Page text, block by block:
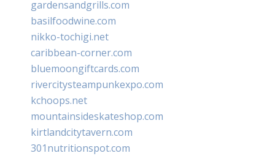
gardensandgrills.com
basilfoodwine.com
nikko-tochigi.net
caribbean-corner.com
bluemoongiftcards.com
rivercitysteampunkexpo.com
kchoops.net
mountainsideskateshop.com
kirtlandcitytavern.com
301nutritionspot.com